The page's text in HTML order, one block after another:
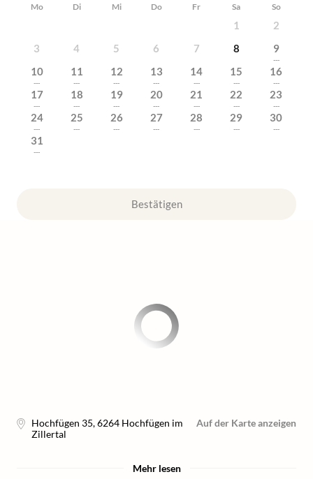
Mo Di Mi Do Fr Sa So
1
2
3
4 5 6 7 8 9
---
10
---
11
---
12
---
13
---
14
---
15
---
16
---
17
---
18
---
19
---
20
---
21
---
22
---
23
---
24
---
25
---
26
---
27
---
28
---
29
---
30
---
31
---
Bestätigen
Hochfügen 35,6264 Hochfügen im
Zillertal
Auf der Karte anzeigen
Mehr lesen